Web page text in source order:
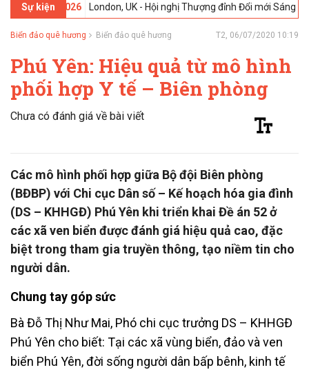
Sự kiện
2026 London, UK - Hội nghị Thượng đỉnh Đổi mới Sáng tạo trong
Biển đảo quê hương Biển đảo quê hương T2, 06/07/2020 10:19
Phú Yên: Hiệu quả từ mô hình
phối hợp Y tế – Biên phòng
Chưa có đánh giá về bài viết
Các mô hình phối hợp giữa Bộ đội Biên phòng
(BĐBP) với Chi cục Dân số – Kế hoạch hóa gia đình
(DS – KHHGĐ) Phú Yên khi triển khai Đề án 52 ở
các xã ven biển được đánh giá hiệu quả cao, đặc
biệt trong tham gia truyền thông, tạo niềm tin cho
người dân.
Chung tay góp sức
Bà Đỗ Thị Như Mai, Phó chi cục trưởng DS – KHHGĐ
Phú Yên cho biết: Tại các xã vùng biển, đảo và ven
biển Phú Yên, đời sống người dân bấp bênh, kinh tế